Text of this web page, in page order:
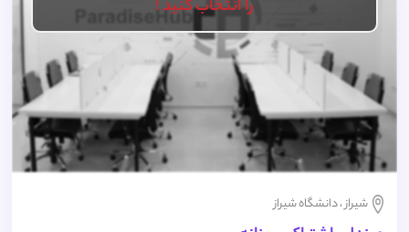
را انتخاب کنید !
شیراز ، دانشگاه شیراز